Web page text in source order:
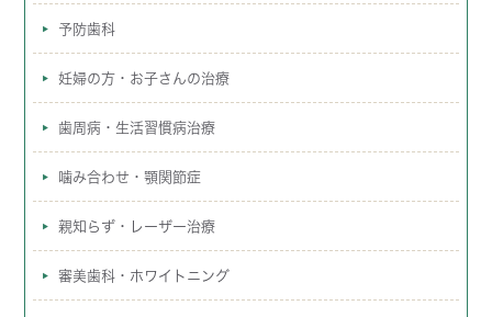
予防歯科
妊婦の方・お子さんの治療
歯周病・生活習慣病治療
噛み合わせ・顎関節症
親知らず・レーザー治療
審美歯科・ホワイトニング